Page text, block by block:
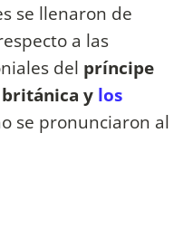
se llenaron de
a las
del príncipe
británica y los
se pronunciaron al